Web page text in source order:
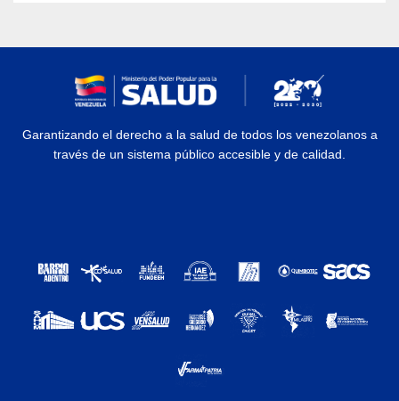
Garantizando el derecho a la salud de todos los venezolanos a
través de un sistema público accesible y de calidad.